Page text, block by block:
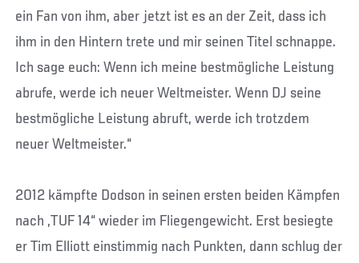
ein Fan von ihm, aber jetzt ist es an der Zeit, dass ich
ihm in den Hintern trete und mir seinen Titel schnappe.
Ich sage euch: Wenn ich meine bestmögliche Leistung
abrufe, werde ich neuer Weltmeister. Wenn DJ seine
bestmögliche Leistung abruft, werde ich trotzdem
neuer Weltmeister.“
2012 kämpfte Dodson in seinen ersten beiden Kämpfen
nach „TUF 14“ wieder im Fliegengewicht. Erst besiegte
er Tim Elliott einstimmig nach Punkten, dann schlug der